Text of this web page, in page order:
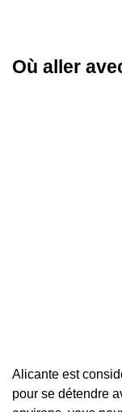
Où aller
Alicante est
pour se détendre